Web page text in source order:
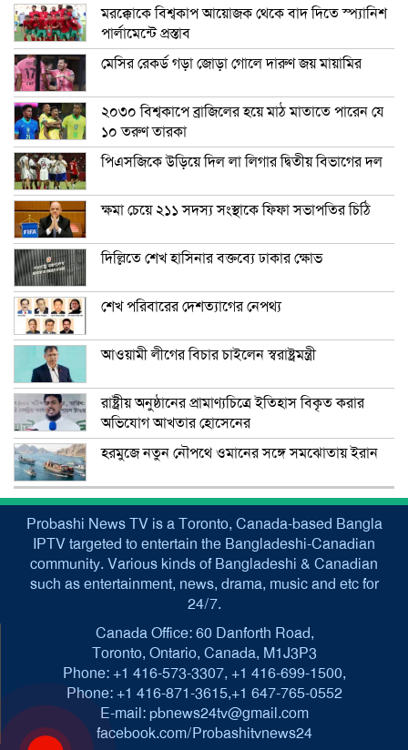
মরক্কোকে বিশ্বকাপ আয়োজক থেকে বাদ দিতে স্প্যানিশ
পার্লামেন্টে প্রস্তাব
মেসির রেকর্ড গড়া জোড়া গোলে দারুণ জয় মায়ামির
২০৩০ বিশ্বকাপে ব্রাজিলের হয়ে মাঠ মাতাতে পারেন যে
১০ তরুণ তারকা
পিএসজিকে উড়িয়ে দিল লা লিগার দ্বিতীয় বিভাগের দল
ক্ষমা চেয়ে ২১১ সদস্য সংস্থাকে ফিফা সভাপতির চিঠি
দিল্লিতে শেখ হাসিনার বক্তব্যে ঢাকার ক্ষোভ
শেখ পরিবারের দেশত্যাগের নেপথ্য
আওয়ামী লীগের বিচার চাইলেন স্বরাষ্ট্রমন্ত্রী
রাষ্ট্রীয় অনুষ্ঠানের প্রামাণ্যচিত্রে ইতিহাস বিকৃত করার
অভিযোগ আখতার হোসেনের
হরমুজে নতুন নৌপথে ওমানের সঙ্গে সমঝোতায় ইরান
Probashi News TV is a Toronto, Canada-based Bangla
IPTV targeted to entertain the Bangladeshi-Canadian
community. Various kinds of Bangladeshi & Canadian
such as entertainment, news, drama, music and etc for
24/7.
Canada Office: 60 Danforth Road,
Toronto, Ontario, Canada, M1J3P3
Phone: +1 416-573-3307, +1 416-699-1500,
Phone: +1 416-871-3615,+1 647-765-0552
E-mail: pbnews24tv@gmail.com
facebook.com/Probashitvnews24